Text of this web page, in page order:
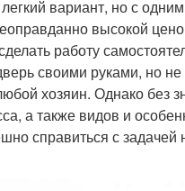
вариант, но с
высокой
работу
своими руками, но не
хозяин. Однако без
а также видов и
справиться с задачей